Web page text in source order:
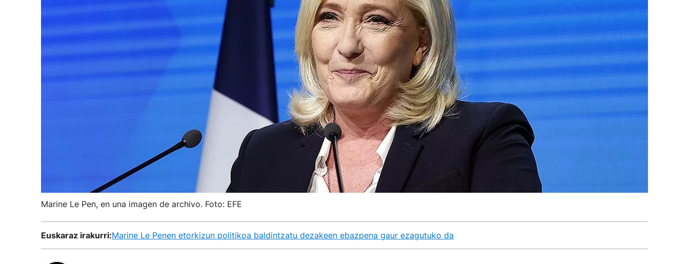
Marine Le Pen, en una imagen de archivo. Foto: EFE
Euskaraz irakurri:Marine Le Penen etorkizun politikoa baldintzatu dezakeen ebazpena gaur ezagutuko da